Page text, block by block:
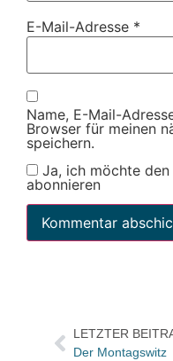
E-Mail-Adresse *
Name, E-Mail-
Browser für meinen
speichern.
Ja, ich möchte
abonnieren
LETZTER
Der Montagswitz